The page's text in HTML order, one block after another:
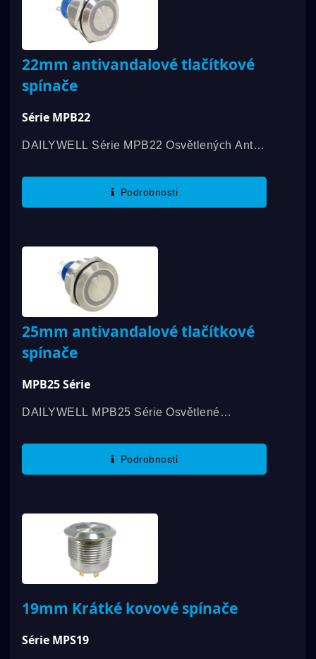
22mm antivandalové tlačítkové
spínače
Série MPB22
DAILYWELL Série MPB22 Osvětlených Anti-
Hodnocení 3A/250VAC; 3A/28VDC. Tyto
Podrobnosti
25mm antivandalové tlačítkové
spínače
MPB25 Série
DAILYWELL MPB25 Série Osvětlené
UL, Nabízejí Hodnocení 3A/250VAC;
Podrobnosti
19mm Krátké kovové spínače
Série MPS19